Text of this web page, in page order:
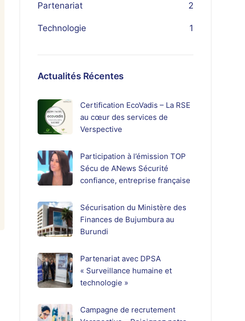
Partenariat 2
Technologie 1
Actualités Récentes
Certification EcoVadis – La RSE
au cœur des services de
Verspective
Participation à l’émission TOP
Sécu de ANews Sécurité
confiance, entreprise française
Sécurisation du Ministère des
Finances de Bujumbura au
Burundi
Partenariat avec DPSA
« Surveillance humaine et
technologie »
Campagne de recrutement